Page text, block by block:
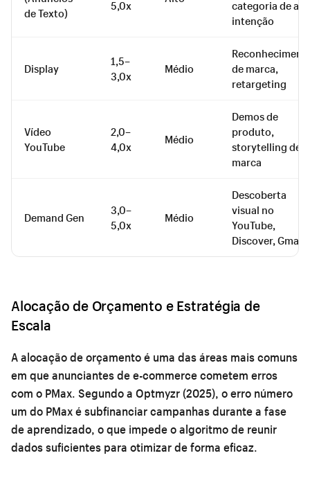
de Texto)
5,0x
categoria de
intenção
Display
1,5–
3,0x
Médio
de marca,
retargeting
Vídeo
YouTube
2,0–
4,0x
Médio
Demos de
produto,
storytelling de
marca
Demand Gen
3,0–
5,0x
Médio
Descoberta
visual no
YouTube,
Discover, Gmail
Alocação de Orçamento e Estratégia de
Escala
A alocação de orçamento é uma das áreas mais comuns
em que anunciantes de e-commerce cometem erros
com o PMax. Segundo a Optmyzr (2025), o erro número
um do PMax é subfinanciar campanhas durante a fase
de aprendizado, o que impede o algoritmo de reunir
dados suficientes para otimizar de forma eficaz.